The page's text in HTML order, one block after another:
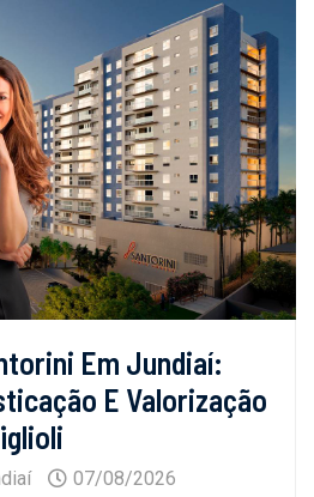
Em Jundiaí:
E Valorização
07/08/2026